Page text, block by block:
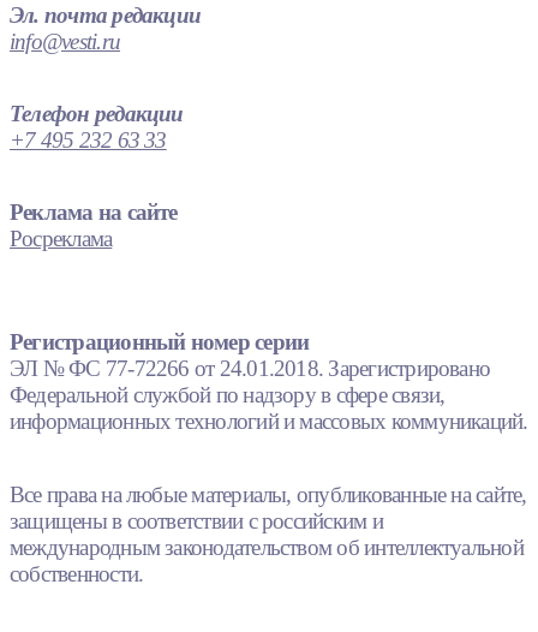
Эл. почта редакции
info@vesti.ru
Телефон редакции
+7 495 232 63 33
Реклама на сайте
Росреклама
Регистрационный номер серии
ЭЛ № ФС 77-72266 от 24.01.2018. Зарегистрировано
Федеральной службой по надзору в сфере связи,
информационных технологий и массовых коммуникаций.
Все права на любые материалы, опубликованные на сайте,
защищены в соответствии с российским и
международным законодательством об интеллектуальной
собственности.